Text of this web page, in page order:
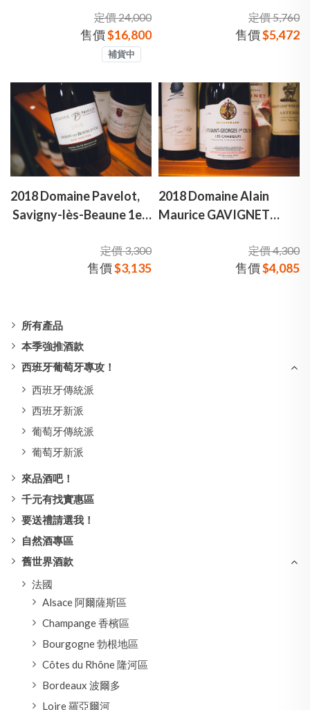
所有產品
本季強推酒款
西班牙葡萄牙專攻！
西班牙傳統派
西班牙新派
葡萄牙傳統派
葡萄牙新派
來品酒吧！
千元有找實惠區
要送禮請選我！
自然酒專區
舊世界酒款
法國
Alsace 阿爾薩斯區
Champange 香檳區
Bourgogne 勃根地區
Côtes du Rhône 隆河區
Bordeaux 波爾多
Loire 羅亞爾河
定價 24,000
售價$16,800
補貨中
地 阿羅克斯-科爾登 瓦洛
里埃 一級園 紅酒
定價 5,760
售價$5,472
2018 Domaine Pavelot,
Savigny-lès-Beaune 1er
定價 3,300
售價$3,135
2018 Domaine Alain
Maurice GAVIGNET
Cru Chaboeufs 艾倫加維
涅 勃根地 聖夜喬治 夏伯
定價 4,300
售價$4,085